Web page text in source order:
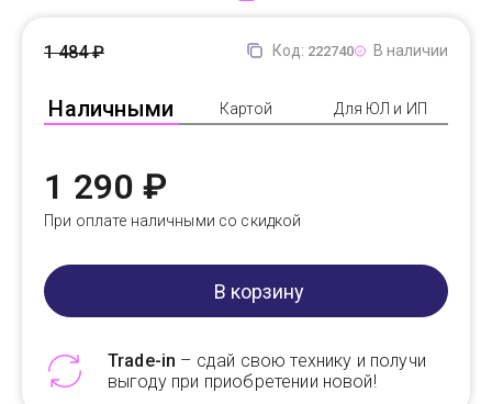
Код: 222740 В наличии
Наличными Картой Для ЮЛ и ИП
1 484 ₽
1 290 ₽
При оплате наличными со скидкой
В корзину
Trade-in – сдай свою технику и получи
выгоду при приобретении новой!